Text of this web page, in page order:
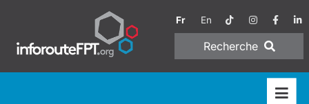
Fr En
Recherche